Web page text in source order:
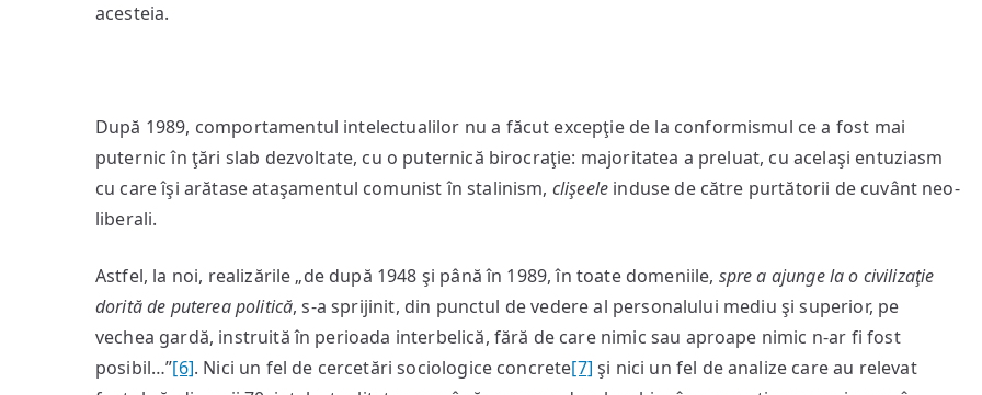
acesteia.
După 1989, comportamentul intelectualilor nu a făcut excepţie de la conformismul ce a fost mai
puternic în ţări slab dezvoltate, cu o puternică birocraţie: majoritatea a preluat, cu acelaşi entuziasm
cu care îşi arătase ataşamentul comunist în stalinism, clişeele induse de către purtătorii de cuvânt neo-
liberali.
Astfel, la noi, realizările „de după 1948 şi până în 1989, în toate domeniile, spre a ajunge la o civilizaţie
dorită de puterea politică, s-a sprijinit, din punctul de vedere al personalului mediu şi superior, pe
vechea gardă, instruită în perioada interbelică, fără de care nimic sau aproape nimic n-ar fi fost
posibil…”[6]. Nici un fel de cercetări sociologice concrete[7] şi nici un fel de analize care au relevat